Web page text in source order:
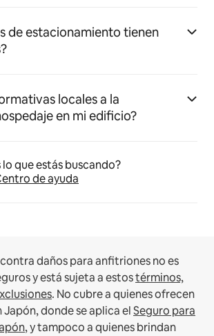
de estacionamiento tienen
locales a la
en mi edificio?
que estás buscando?
de ayuda
daños para anfitriones no es
y está sujeta a estostérminos,
. No cubre a quienes ofrecen
donde se aplica elSeguro para
, y tampoco a quienes brindan